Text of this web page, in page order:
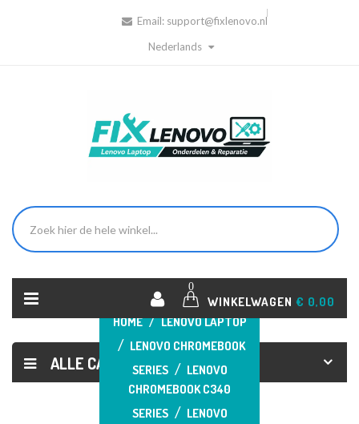
Email: support@fixlenovo.nl
Nederlands
0
WINKELWAGEN € 0,00
ALLE CATEGORIEËN
HOME
LENOVO LAPTOP
LENOVO CHROMEBOOK
SERIES
LENOVO
CHROMEBOOK C340
SERIES
LENOVO